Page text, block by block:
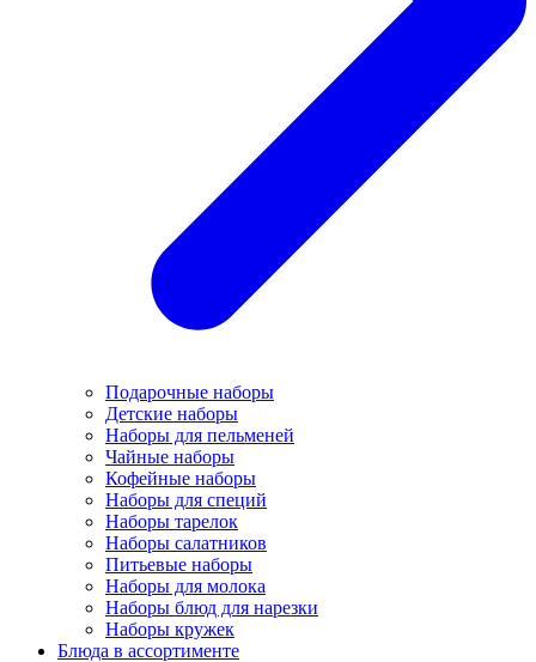
Подарочные наборы
Детские наборы
Наборы для пельменей
Чайные наборы
Кофейные наборы
Наборы для специй
Наборы тарелок
Наборы салатников
Питьевые наборы
Наборы для молока
Наборы блюд для нарезки
Наборы кружек
Блюда в ассортименте